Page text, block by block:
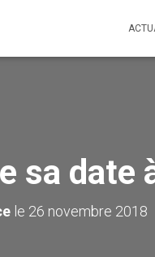
sa date
le 26 novembre 2018